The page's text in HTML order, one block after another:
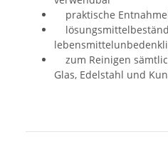
praktische
zum Reinigen
Glas, Edelstahl und